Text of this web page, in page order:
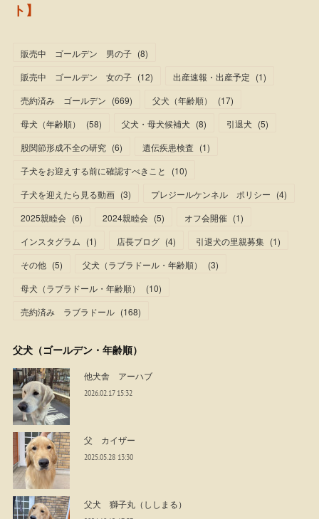
ト】
販売中 ゴールデン 男の子 (8)
販売中 ゴールデン 女の子 (12) 出産速報・出産予定 (1)
売約済み ゴールデン (669) 父犬（年齢順） (17)
母犬（年齢順）
(58) 父犬・母犬候補犬 (8) 引退犬 (5)
股関節形成不全の研究 (6) 遺伝疾患検査 (1)
子犬をお迎えする前に確認すべきこと
(10)
子犬を迎えたら見る動画 (3) プレジールケンネル ポリシー (4)
2025親睦会 (6) 2024親睦会 (5) オフ会開催 (1)
インスタグラム (1) 店長ブログ (4) 引退犬の里親募集 (1)
その他 (5) 父犬（ラブラドール・年齢順） (3)
母犬（ラブラドール・年齢順）
(10)
売約済み ラブラドール (168)
父犬（ゴールデン・年齢順）
他犬舎 アーハブ
2026.02.17 15:32
父 カイザー
2025.05.28 13:30
父犬 獅子丸（ししまる）